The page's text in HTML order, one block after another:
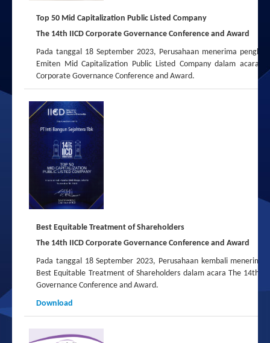
IBS CARE 2014
Top 50 Mid Capitalization Public Listed Company
The 14th IICD Corporate Governance Conference and Award
Pada tanggal 18 September 2023, Perusahaan menerima
Emiten Mid Capitalization Public Listed Company dalam acara
Corporate Governance Conference and Award.
Best Equitable Treatment of Shareholders
The 14th IICD Corporate Governance Conference and Award
Pada tanggal 18 September 2023, Perusahaan kembali menerima
Best Equitable Treatment of Shareholders dalam acara The 14th
Governance Conference and Award.
Download